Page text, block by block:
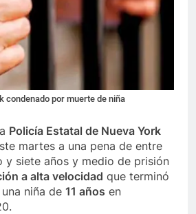
condenado por muerte de niña
Policía Estatal de Nueva York
martes a una pena de entre
y siete años y medio de prisión
a alta velocidad que terminó
niña de 11 años en